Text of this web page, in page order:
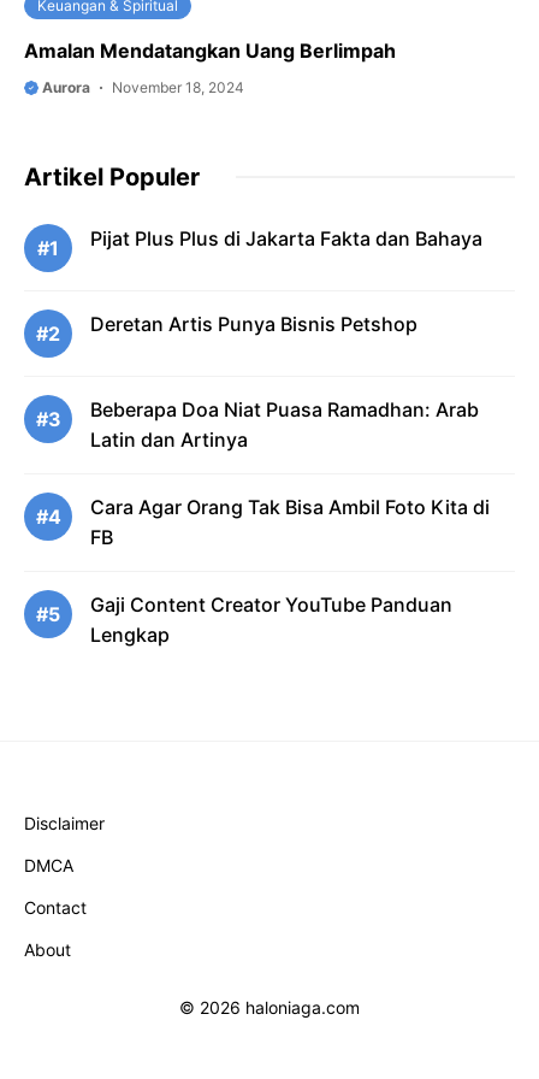
Keuangan & Spiritual
Amalan Mendatangkan Uang Berlimpah
Aurora November 18, 2024
Artikel Populer
#1 Pijat Plus Plus di Jakarta Fakta dan Bahaya
#2 Deretan Artis Punya Bisnis Petshop
#3
Beberapa Doa Niat Puasa Ramadhan: Arab
Latin dan Artinya
#4
Cara Agar Orang Tak Bisa Ambil Foto Kita di
FB
#5
Gaji Content Creator YouTube Panduan
Lengkap
Disclaimer
DMCA
Contact
About
© 2026 haloniaga.com